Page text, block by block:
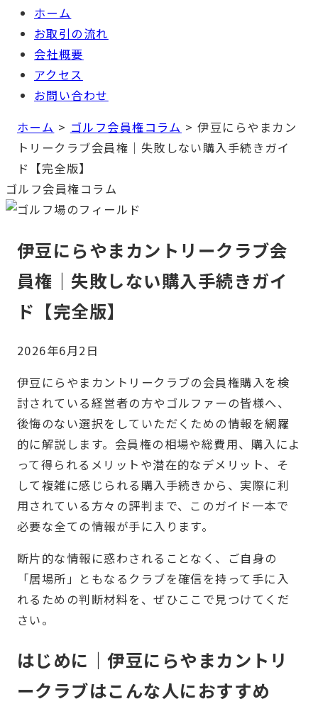
ホーム
お取引の流れ
会社概要
アクセス
お問い合わせ
ホーム > ゴルフ会員権コラム >伊豆にらやまカン
トリークラブ会員権｜失敗しない購入手続きガイ
ド【完全版】
ゴルフ会員権コラム
伊豆にらやまカントリークラブ会
員権｜失敗しない購入手続きガイ
ド【完全版】
2026年6月2日
伊豆にらやまカントリークラブの会員権購入を検
討されている経営者の方やゴルファーの皆様へ、
後悔のない選択をしていただくための情報を網羅
的に解説します。会員権の相場や総費用、購入によ
って得られるメリットや潜在的なデメリット、そ
して複雑に感じられる購入手続きから、実際に利
用されている方々の評判まで、このガイド一本で
必要な全ての情報が手に入ります。
断片的な情報に惑わされることなく、ご自身の
「居場所」ともなるクラブを確信を持って手に入
れるための判断材料を、ぜひここで見つけてくだ
さい。
はじめに｜伊豆にらやまカントリ
ークラブはこんな人におすすめ